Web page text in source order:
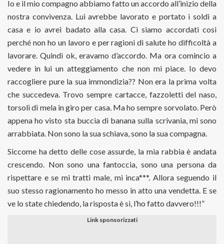
Io e il mio compagno abbiamo fatto un accordo all’inizio della
nostra convivenza. Lui avrebbe lavorato e portato i soldi a
casa e io avrei badato alla casa. Ci siamo accordati così
perché non ho un lavoro e per ragioni di salute ho difficoltà a
lavorare. Quindi ok, eravamo d’accordo. Ma ora comincio a
vedere in lui un atteggiamento che non mi piace. Io devo
raccogliere pure la sua immondizia?? Non era la prima volta
che succedeva. Trovo sempre cartacce, fazzoletti del naso,
torsoli di mela in giro per casa. Ma ho sempre sorvolato. Però
appena ho visto sta buccia di banana sulla scrivania, mi sono
arrabbiata. Non sono la sua schiava, sono la sua compagna.
Siccome ha detto delle cose assurde, la mia rabbia è andata
crescendo. Non sono una fantoccia, sono una persona da
rispettare e se mi tratti male, mi inca***. Allora seguendo il
suo stesso ragionamento ho messo in atto una vendetta. E se
ve lo state chiedendo, la risposta è sì, l’ho fatto davvero!!!”